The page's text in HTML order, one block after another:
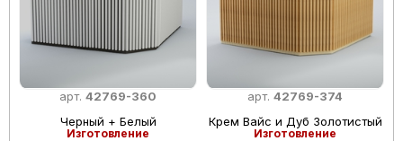
арт. 42769-360
Черный + Белый
Изготовление
арт. 42769-374
Крем Вайс и Дуб Золотистый
Изготовление